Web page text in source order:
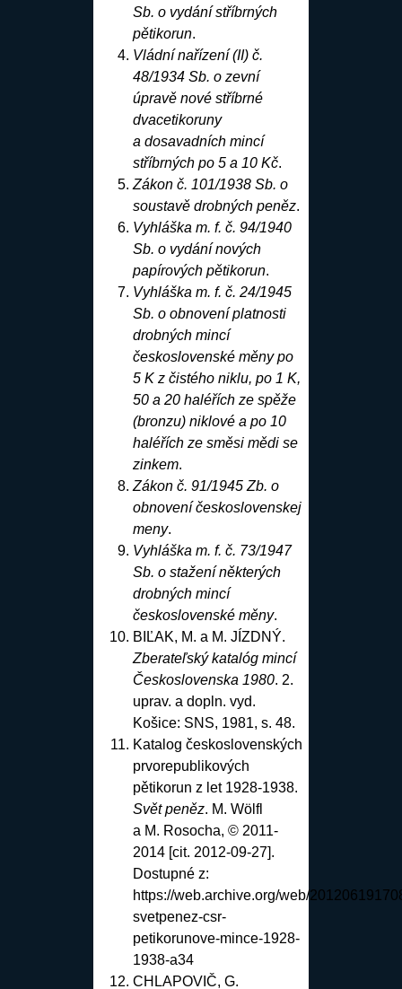
Sb. o vydání stříbrných
pětikorun.
Vládní nařízení (II) č.
48/1934 Sb. o zevní
úpravě nové stříbrné
dvacetikoruny
a dosavadních mincí
stříbrných po 5 a 10 Kč.
Zákon č. 101/1938 Sb. o
soustavě drobných peněz.
Vyhláška m. f. č. 94/1940
Sb. o vydání nových
papírových pětikorun.
Vyhláška m. f. č. 24/1945
Sb. o obnovení platnosti
drobných mincí
československé měny po
5 K z čistého niklu, po 1 K,
50 a 20 haléřích ze spěže
(bronzu) niklové a po 10
haléřích ze směsi mědi se
zinkem.
Zákon č. 91/1945 Zb. o
obnovení československej
meny.
Vyhláška m. f. č. 73/1947
Sb. o stažení některých
drobných mincí
československé měny.
BIĽAK, M. a M. JÍZDNÝ.
Zberateľský katalóg mincí
Československa 1980. 2.
uprav. a dopln. vyd.
Košice: SNS, 1981, s. 48.
Katalog československých
prvorepublikových
pětikorun z let 1928-1938.
Svět peněz. M. Wölfl
a M. Rosocha, © 2011-
2014 [cit. 2012-09-27].
Dostupné z:
https://web.archive.org/web/
svetpenez-csr-
petikorunove-mince-1928-
1938-a34
CHLAPOVIČ, G.